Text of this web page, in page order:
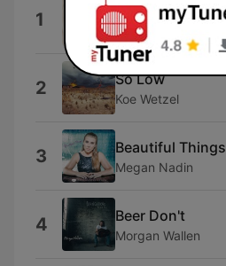
1 Beer Me
Chris Janson
2 So Low
Koe Wetzel
3 Beautiful Things
Megan Nadin
4 Beer Don't
Morgan Wallen